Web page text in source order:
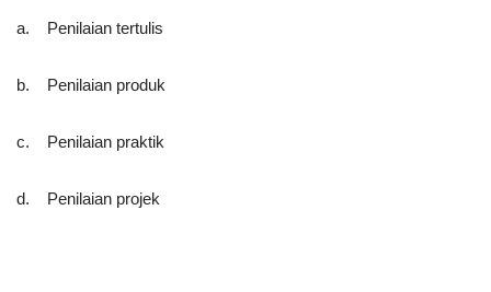
a. Penilaian tertulis
b. Penilaian produk
c. Penilaian praktik
d. Penilaian projek